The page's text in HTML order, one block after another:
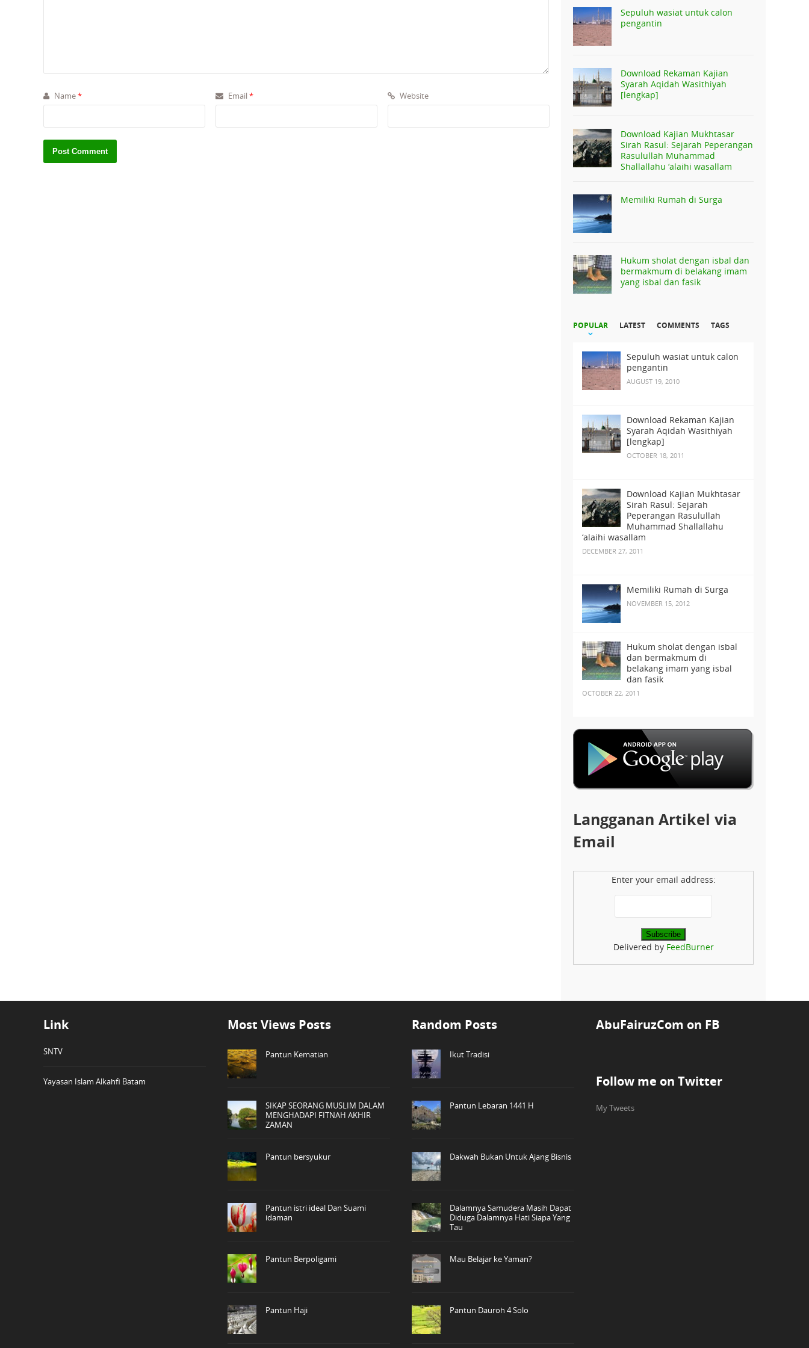
Name* Email * Website
Sepuluh wasiat untuk calon
pengantin
Download Rekaman Kajian
Syarah Aqidah Wasithiyah
[lengkap]
Download Kajian Mukhtasar
Sirah Rasul: Sejarah Peperangan
Rasulullah Muhammad
Shallallahu ‘alaihi wasallam
Memiliki Rumah di Surga
Hukum sholat dengan isbal dan
bermakmum di belakang imam
yang isbal dan fasik
POPULAR LATEST COMMENTS TAGS
Sepuluh wasiat untuk calon
pengantin
AUGUST 19, 2010
Download Rekaman Kajian
Syarah Aqidah Wasithiyah
[lengkap]
OCTOBER 18, 2011
Download Kajian Mukhtasar
Sirah Rasul: Sejarah
Peperangan Rasulullah
Muhammad Shallallahu
‘alaihi wasallam
DECEMBER 27, 2011
Memiliki Rumah di Surga
NOVEMBER 15, 2012
Hukum sholat dengan isbal
dan bermakmum di
belakang imam yang isbal
dan fasik
OCTOBER 22, 2011
Langganan Artikel via
Email
Enter your email address:
Delivered by FeedBurner
Link
SNTV
Yayasan Islam Alkahfi Batam
Most Views Posts
Pantun Kematian
SIKAP SEORANG MUSLIM DALAM
MENGHADAPI FITNAH AKHIR
ZAMAN
Pantun bersyukur
Pantun istri ideal Dan Suami
idaman
Pantun Berpoligami
Pantun Haji
Random Posts
Ikut Tradisi
Pantun Lebaran 1441 H
Dakwah Bukan Untuk Ajang Bisnis
Dalamnya Samudera Masih Dapat
Diduga Dalamnya Hati Siapa Yang
Tau
Mau Belajar ke Yaman?
Pantun Dauroh 4 Solo
AbuFairuzCom on FB
Follow me on Twitter
My Tweets